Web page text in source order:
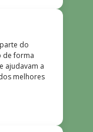
do
de forma
ajudavam a
melhores